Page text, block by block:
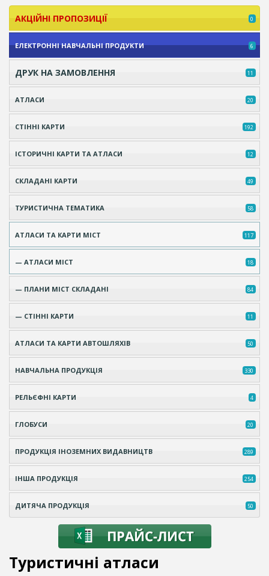
АКЦІЙНІ ПРОПОЗИЦІЇ 0
ЕЛЕКТРОННІ НАВЧАЛЬНІ ПРОДУКТИ 6
ДРУК НА ЗАМОВЛЕННЯ 11
АТЛАСИ 20
СТІННІ КАРТИ 192
ІСТОРИЧНІ КАРТИ ТА АТЛАСИ 12
СКЛАДАНІ КАРТИ 49
ТУРИСТИЧНА ТЕМАТИКА 58
АТЛАСИ ТА КАРТИ МІСТ 117
— АТЛАСИ МІСТ 18
— ПЛАНИ МІСТ СКЛАДАНІ 84
— СТІННІ КАРТИ 11
АТЛАСИ ТА КАРТИ АВТОШЛЯХІВ 50
НАВЧАЛЬНА ПРОДУКЦІЯ 330
РЕЛЬЄФНІ КАРТИ 4
ГЛОБУСИ 20
ПРОДУКЦІЯ ІНОЗЕМНИХ ВИДАВНИЦТВ 289
ІНША ПРОДУКЦІЯ 254
ДИТЯЧА ПРОДУКЦІЯ 50
Туристичні атласи